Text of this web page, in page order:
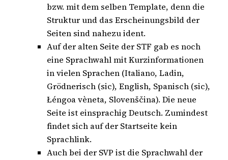
bzw. mit dem selben Template, denn die
Struktur und das Erscheinungsbild der
Seiten sind nahezu ident.
Auf der alten Seite der STF gab es noch
eine Sprachwahl mit Kurzinformationen
in vielen Sprachen (Italiano, Ladin,
Grödnerisch (sic), English, Spanisch (sic),
Łéngoa vèneta, Slovenščina). Die neue
Seite ist einsprachig Deutsch. Zumindest
findet sich auf der Startseite kein
Sprachlink.
Auch bei der SVP ist die Sprachwahl der